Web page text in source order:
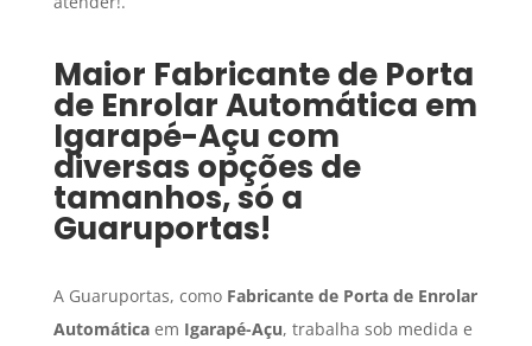
Maior Fabricante de Porta
de Enrolar Automática em
Igarapé-Açu com
diversas opções de
tamanhos, só a
Guaruportas!
A Guaruportas, como Fabricante de Porta de Enrolar
Automáticaem Igarapé-Açu, trabalha sob medida e